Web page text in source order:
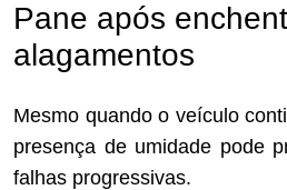
Pane após
alagamentos
Mesmo quando o veículo
presença de umidade pode
falhas progressivas.